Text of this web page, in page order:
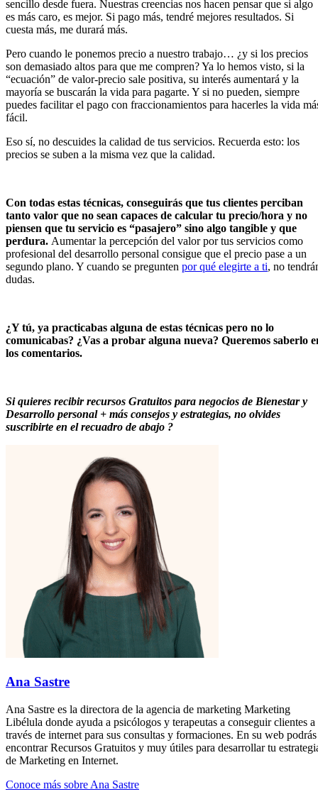
sencillo desde fuera. Nuestras creencias nos hacen pensar que si algo
es más caro, es mejor. Si pago más, tendré mejores resultados. Si
cuesta más, me durará más.
Pero cuando le ponemos precio a nuestro trabajo… ¿y si los precios
son demasiado altos para que me compren? Ya lo hemos visto, si la
“ecuación” de valor-precio sale positiva, su interés aumentará y la
mayoría se buscarán la vida para pagarte. Y si no pueden, siempre
puedes facilitar el pago con fraccionamientos para hacerles la vida
fácil.
Eso sí, no descuides la calidad de tus servicios. Recuerda esto: los
precios se suben a la misma vez que la calidad.
Con todas estas técnicas, conseguirás que tus clientes perciban
tanto valor que no sean capaces de calcular tu precio/hora y no
piensen que tu servicio es “pasajero” sino algo tangible y que
perdura. Aumentar la percepción del valor por tus servicios como
profesional del desarrollo personal consigue que el precio pase a un
segundo plano. Y cuando se pregunten por qué elegirte a ti, no
dudas.
¿Y tú, ya practicabas alguna de estas técnicas pero no lo
comunicabas? ¿Vas a probar alguna nueva? Queremos saberlo
los comentarios.
Si quieres recibir recursos Gratuitos para negocios de Bienestar y
Desarrollo personal + más consejos y estrategias, no olvides
suscribirte en el recuadro de abajo ?
Ana Sastre
Ana Sastre es la directora de la agencia de marketing Marketing
Libélula donde ayuda a psicólogos y terapeutas a conseguir clientes a
través de internet para sus consultas y formaciones. En su web podrás
encontrar Recursos Gratuitos y muy útiles para desarrollar tu
de Marketing en Internet.
Conoce más sobre Ana Sastre